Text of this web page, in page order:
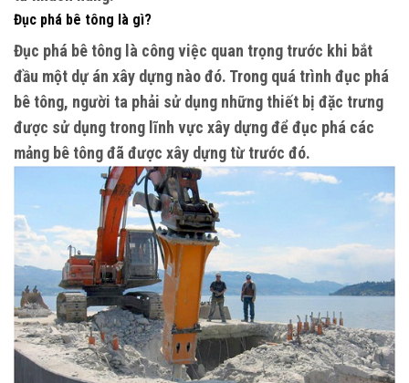
Đục phá bê tông là gì?
Đục phá bê tông là công việc quan trọng trước khi bắt
đầu một dự án xây dựng nào đó. Trong quá trình đục phá
bê tông, người ta phải sử dụng những thiết bị đặc trưng
được sử dụng trong lĩnh vực xây dựng để đục phá các
mảng bê tông đã được xây dựng từ trước đó.